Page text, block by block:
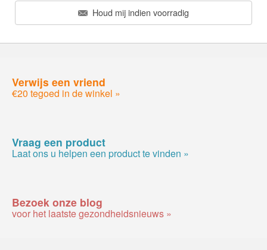
Houd mij indien voorradig
Verwijs een vriend
€20 tegoed in de winkel »
Vraag een product
Laat ons u helpen een product te vinden »
Bezoek onze blog
voor het laatste gezondheidsnieuws »